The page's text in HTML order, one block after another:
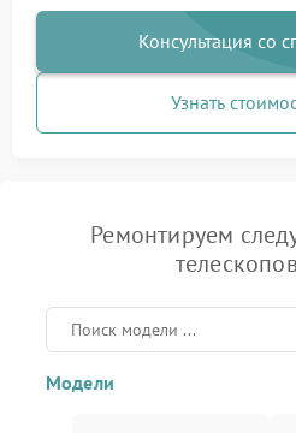
Консультация со
Узнать
Ремонтируем
Модели